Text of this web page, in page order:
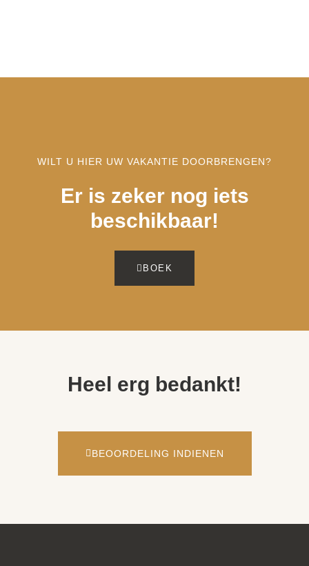
WILT U HIER UW VAKANTIE DOORBRENGEN?
Er is zeker nog iets
beschikbaar!
BOEK
Heel erg bedankt!
BEO­ORDEL­ING INDIENEN